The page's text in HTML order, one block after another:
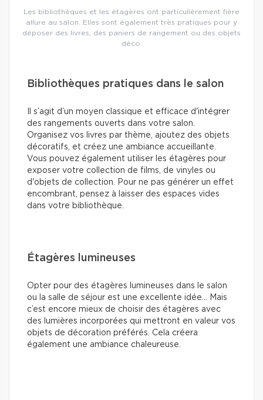
Les bibliothèques et les étagères ont particulièrement fière
allure au salon. Elles sont également très pratiques pour y
déposer des livres, des paniers de rangement ou des objets
déco.
Bibliothèques pratiques dans le salon
Il s’agit d’un moyen classique et efficace d'intégrer
des rangements ouverts dans votre salon.
Organisez vos livres par thème, ajoutez des objets
décoratifs, et créez une ambiance accueillante.
Vous pouvez également utiliser les étagères pour
exposer votre collection de films, de vinyles ou
d'objets de collection. Pour ne pas générer un effet
encombrant, pensez à laisser des espaces vides
dans votre bibliothèque.
Étagères lumineuses
Opter pour des étagères lumineuses dans le salon
ou la salle de séjour est une excellente idée… Mais
c’est encore mieux de choisir des étagères avec
des lumières incorporées qui mettront en valeur vos
objets de décoration préférés. Cela créera
également une ambiance chaleureuse.